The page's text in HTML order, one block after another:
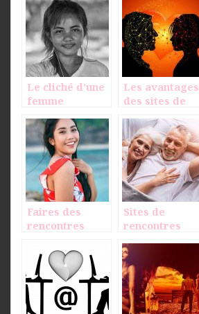
Le cliché d’une
femme
aussi
polémique que
cela
Les avantages
des sites de
Faires des
rencontres
asiatiques
Sites de
rencontres
mode d’emploi